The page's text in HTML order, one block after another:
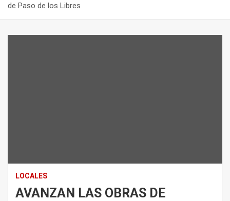
de Paso de los Libres
LOCALES
AVANZAN LAS OBRAS DE